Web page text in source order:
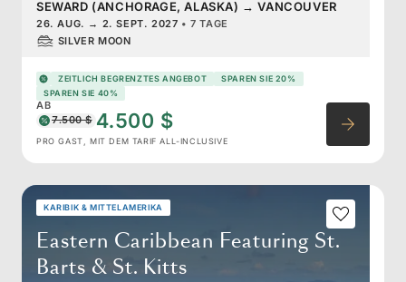
SEWARD (ANCHORAGE, ALASKA) → VANCOUVER
26. AUG. → 2. SEPT. 2027 •7 TAGE
SILVER MOON
ZEITLICH BEGRENZTES ANGEBOT
SPAREN SIE 20%
SPAREN SIE 40%
AB
7.500 $ 4.500 $
PRO GAST, MIT DEM TARIF ALL-INCLUSIVE
KARIBIK & MITTELAMERIKA
Eastern Caribbean Featuring St.
Barts & St. Kitts